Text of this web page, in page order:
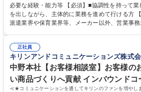
善をお任せ。 【教育制度】ご入社後、育成担当とペアになりながらOJTに
て業務を覚えていただくことが可能です。業務
れているため、スムーズに仕事に慣れることが
募集職種 【大阪・京都・滋賀】営業事務 ※未経験
必要な経験・能力等 【必須】■協調性を持って
を出しながら、主体的に業務を進めて行ける方
派遣業界や保育業界等、メーカー以外、営業事
えて、お客様や社員の状況に合わせ、能動的なサ
待され。組織を支えるスペシャリストとして、チ
社員から頼られる存在になることができます。
務の持ち帰りも禁止されており、メリハリのある
歴・資格 学歴：大学院 大学 高専 短大 語学力：
正社員
キリンアンドコミュニケーションズ株式
中野本社【お客様相談室】お客様の
い商品づくりへ貢献 インバウンドコ
≪★コミュニケーションを通してキリンのファンを増や